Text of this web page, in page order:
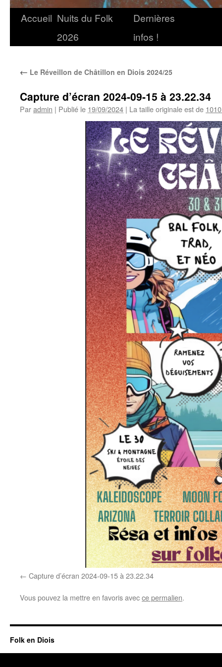
Accueil Nuits du Folk
2026
Dernières
infos !
← Le Réveillon de Châtillon en Diois 2024/25
Capture d’écran 2024-09-15 à 23.22.34
Paradmin | Publié le 19/09/2024 | La taille originale est de
Capture d’écran 2024-09-15 à 23.22.34
Vous pouvez la mettre en favoris avecce permalien.
Folk en Diois